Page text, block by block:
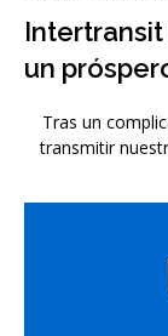
un
Tras un
transmitir